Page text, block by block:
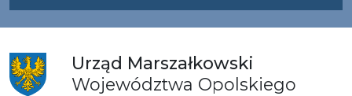
Urząd Marszałkowski
Województwa Opolskiego